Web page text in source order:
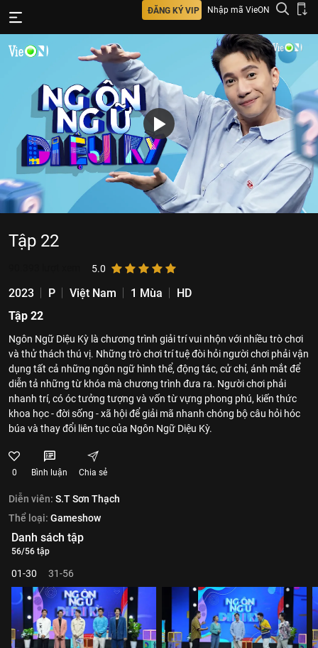
ĐĂNG KÝ VIP Nhập mã VieON
Tập 22
5.0
2023 P Việt Nam 1 Mùa
HD
Tập 22
Ngôn Ngữ Diệu Kỳ là chương trình giải trí vui nhộn với nhiều trò chơi
và thử thách thú vị. Những trò chơi trí tuệ đòi hỏi người chơi phải vận
dụng tất cả những ngôn ngữ hình thể, động tác, cử chỉ, ánh mắt để
diễn tả những từ khóa mà chương trình đưa ra. Người chơi phải
nhanh trí, có óc tưởng tượng và vốn từ vựng phong phú, kiến thức
khoa học - đời sống - xã hội để giải mã nhanh chóng bộ câu hỏi hóc
búa và thay đổi liên tục của Ngôn Ngữ Diệu Kỳ.
0 Bình luận Chia sẻ
Diễn viên: S.T Sơn Thạch
Thể loại: Gameshow
Danh sách tập
56/56 tập
01-30 31-56